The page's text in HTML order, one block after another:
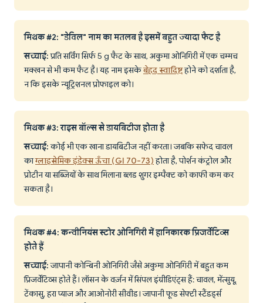
मिथक #2: "डेविल" नाम का मतलब है इसमें बहुत ज्यादा फैट है
सच्चाई:प्रति सर्विंग सिर्फ 5 g फैट के साथ, अकुमा ओनिगिरी में एक चम्मच
मक्खन से भी कम फैट है। यह नाम इसकेबेहद स्वादिष्टहोने को दर्शाता है,
न कि इसके न्यूट्रिशनल प्रोफाइल को।
मिथक #3: राइस बॉल्स से डायबिटीज होता है
सच्चाई:कोई भी एक खाना डायबिटीज नहीं करता। जबकि सफेद चावल
काग्लाइसेमिक इंडेक्स ऊँचा (GI 70-73)होता है, पोर्शन कंट्रोल और
प्रोटीन या सब्जियों के साथ मिलाना ब्लड शुगर इम्पैक्ट को काफी कम कर
सकता है।
मिथक #4: कन्वीनियंस स्टोर ओनिगिरी में हानिकारक प्रिजर्वेटिव्स
होते हैं
सच्चाई:जापानी कोन्बिनी ओनिगिरी जैसे अकुमा ओनिगिरी में बहुत कम
प्रिजर्वेटिव्स होते हैं। लॉसन के वर्ज़न में सिंपल इंग्रीडिएंट्स हैं: चावल, मेंत्सुयू,
टेंकासु, हरा प्याज और आओनोरी सीवीड। जापानी फूड सेफ्टी स्टैंडर्ड्स